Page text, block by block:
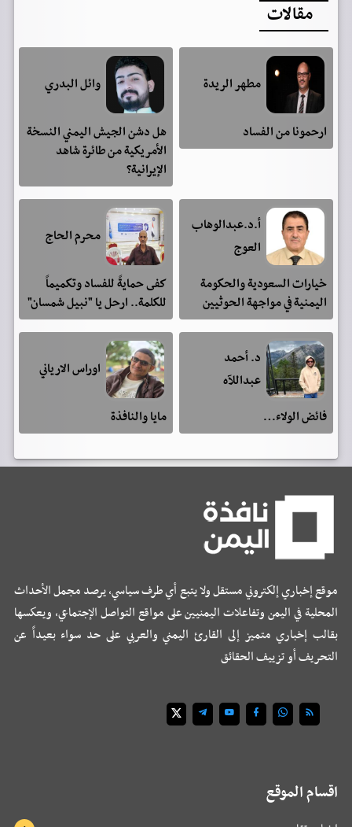
مقالات
مطهر الريدة
ارحمونا من الفساد
وائل البدري
هل دشن الجيش اليمني النسخة
الأمريكية من طائرة شاهد
الإيرانية؟
أ.د.عبدالوهاب
العوج
خيارات السعودية والحكومة
اليمنية في مواجهة الحوثيين
محرم الحاج
كفى حمايةً للفساد وتكميماً
للكلمة.. ارحل يا "نبيل شمسان"
د. أحمد
عبداللآه
فائض الولاء…
اوراس الارياني
مايا والنافذة
موقع إخباري إلكتروني مستقل ولا يتبع أي طرف سياسي، يرصد مجمل الأحداث
المحلية في اليمن وتفاعلات اليمنيين على مواقع التواصل الإجتماعي، ويعكسها
بقالب إخباري متميز إلى القارئ اليمني والعربي على حد سواء بعيداً عن
التحريف أو تزييف الحقائق
اقسام الموقع